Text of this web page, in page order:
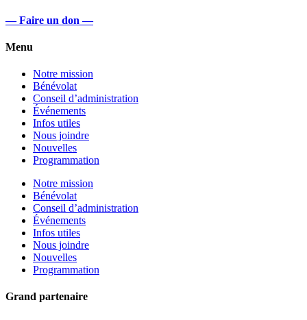
— Faire un don —
Menu
Notre mission
Bénévolat
Conseil d’administration
Événements
Infos utiles
Nous joindre
Nouvelles
Programmation
Notre mission
Bénévolat
Conseil d’administration
Événements
Infos utiles
Nous joindre
Nouvelles
Programmation
Grand partenaire